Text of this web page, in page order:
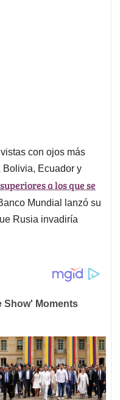
con ojos más
Bolivia, Ecuador y
a los que se
Mundial lanzó su
Rusia invadiría